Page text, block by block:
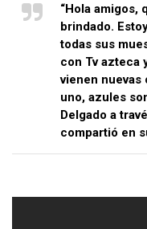
“Hola amigos,
brindado.
todas sus
con Tv azteca
vienen nuevas
uno, azules
Delgado a
compartió en